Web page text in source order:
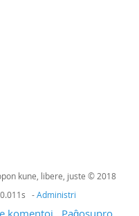
kune, libere, juste © 2018
-Administri
komentoj Paĝosupro